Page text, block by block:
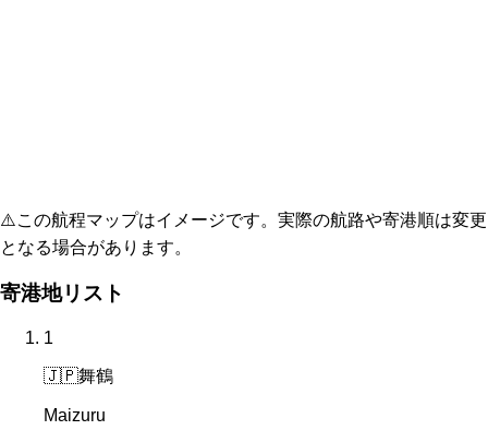
⚠️この航程マップはイメージです。実際の航路や寄港順は変更
となる場合があります。
寄港地リスト
1
🇯🇵舞鶴
Maizuru